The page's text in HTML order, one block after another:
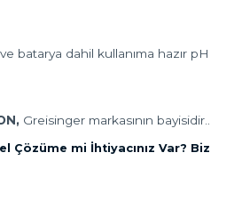
batarya dahil kullanıma hazır pH
Greisinger markasının bayisidir..
Çözüme mi İhtiyacınız Var? Biz